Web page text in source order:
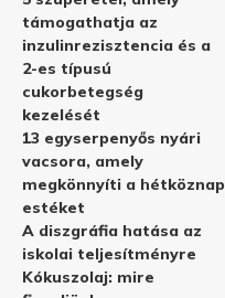
támogathatja az
inzulinrezisztencia és a
2-es típusú
cukorbetegség
kezelését
13 egyserpenyős nyári
vacsora, amely
megkönnyíti a hétköznap
estéket
A diszgráfia hatása az
iskolai teljesítményre
Kókuszolaj: mire